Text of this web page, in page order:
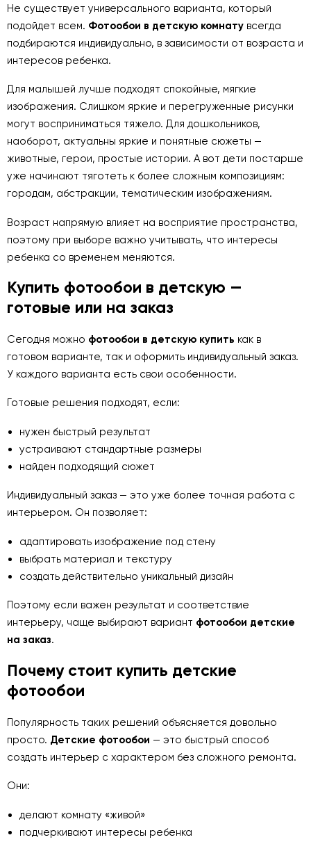
Не существует универсального варианта, который
подойдет всем. Фотообои в детскую комнату всегда
подбираются индивидуально, в зависимости от возраста и
интересов ребенка.
Для малышей лучше подходят спокойные, мягкие
изображения. Слишком яркие и перегруженные рисунки
могут восприниматься тяжело. Для дошкольников,
наоборот, актуальны яркие и понятные сюжеты —
животные, герои, простые истории. А вот дети постарше
уже начинают тяготеть к более сложным композициям:
городам, абстракции, тематическим изображениям.
Возраст напрямую влияет на восприятие пространства,
поэтому при выборе важно учитывать, что интересы
ребенка со временем меняются.
Купить фотообои в детскую —
готовые или на заказ
Сегодня можно фотообои в детскую купить как в
готовом варианте, так и оформить индивидуальный заказ.
У каждого варианта есть свои особенности.
Готовые решения подходят, если:
нужен быстрый результат
устраивают стандартные размеры
найден подходящий сюжет
Индивидуальный заказ — это уже более точная работа с
интерьером. Он позволяет:
адаптировать изображение под стену
выбрать материал и текстуру
создать действительно уникальный дизайн
Поэтому если важен результат и соответствие
интерьеру, чаще выбирают вариант фотообои детские
на заказ.
Почему стоит купить детские
фотообои
Популярность таких решений объясняется довольно
просто. Детские фотообои — это быстрый способ
создать интерьер с характером без сложного ремонта.
Они:
делают комнату «живой»
подчеркивают интересы ребенка